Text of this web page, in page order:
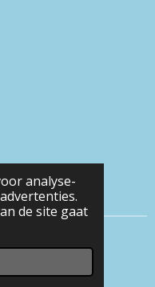
analyse-
de site gaat